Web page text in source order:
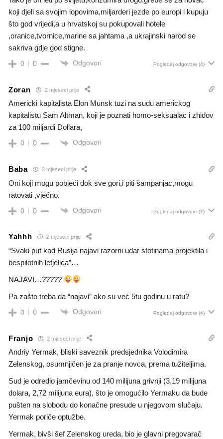
koji djeli sa svojim lopovima,miljarderi jezde po europi i kupuju
što god vrijedi,a u hrvatskoj su pokupovali hotele
,oranice,tvornice,marine sa jahtama ,a ukrajinski narod se
sakriva gdje god stigne.
0 0 Odgovori Pogledaj odgovore (4)
Zoran 2 mjeseci prije
Americki kapitalista Elon Munsk tuzi na sudu americkog
kapitalistu Sam Altman, koji je poznati homo-seksualac i zhidov
za 100 miljardi Dollara,
0 0 Odgovori
Baba 2 mjeseci prije
Oni koji mogu pobjeći dok sve gori,i piti šampanjac,mogu
ratovati ,vječno.
0 0 Odgovori Pogledaj odgovore (2)
Yahhh 2 mjeseci prije
“Svaki put kad Rusija najavi razorni udar stotinama projektila i
bespilotnih letjelica”…
NAJAVI…?????
Pa zašto treba da “najavi” ako su već 5tu godinu u ratu?
0 0 Odgovori Pogledaj odgovore (4)
Franjo 2 mjeseci prije
Andriy Yermak, bliski saveznik predsjednika Volodimira
Zelenskog, osumnjičen je za pranje novca, prema tužiteljima.
Sud je odredio jamčevinu od 140 milijuna grivnji (3,19 milijuna
dolara, 2,72 milijuna eura), što je omogućilo Yermaku da bude
pušten na slobodu do konačne presude u njegovom slučaju.
Yermak poriče optužbe.
Yermak, bivši šef Zelenskog ureda, bio je glavni pregovarač